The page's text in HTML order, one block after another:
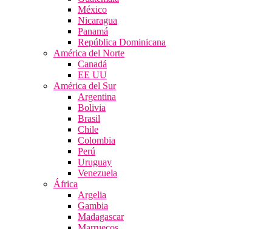
México
Nicaragua
Panamá
República Dominicana
América del Norte
Canadá
EE UU
América del Sur
Argentina
Bolivia
Brasil
Chile
Colombia
Perú
Uruguay
Venezuela
África
Argelia
Gambia
Madagascar